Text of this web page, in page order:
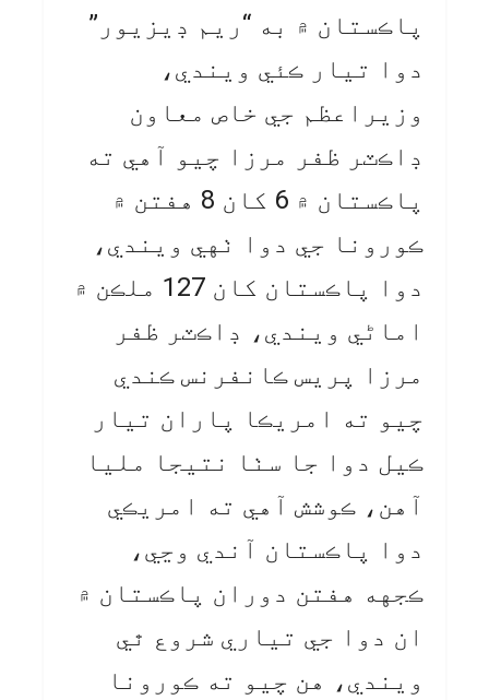
پاڪستان ۾ به “ريم ڊيزيور”
دوا تيار ڪئي ويندي،
وزيراعظم جي خاص معاون
ڊاڪٽر ظفر مرزا چيو آهي ته
پاڪستان ۾ 6 کان 8 هفتن ۾
ڪورونا جي دوا ٺهي ويندي،
دوا پاڪستان کان 127 ملڪن ۾
اماڻي ويندي، ڊاڪٽر ظفر
مرزا پريس ڪانفرنس ڪندي
چيو ته امريڪا پاران تيار
ڪيل دوا جا سٺا نتيجا مليا
آهن، ڪوشش آهي ته امريڪي
دوا پاڪستان آندي وڃي،
ڪجهه هفتن دوران پاڪستان ۾
ان دوا جي تياري شروع ٿي
ويندي، هن چيو ته ڪورونا